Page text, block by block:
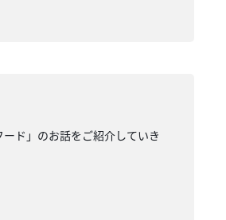
ド」のお話をご紹介していき